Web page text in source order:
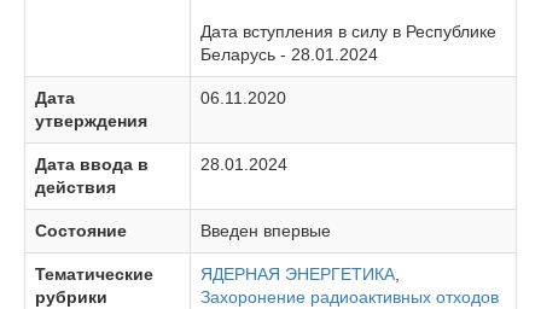
Дата вступления в силу в Республике
Беларусь - 28.01.2024
Дата
утверждения
06.11.2020
Дата ввода в
действия
28.01.2024
Состояние Введен впервые
Тематические
рубрики
ЯДЕРНАЯ ЭНЕРГЕТИКА,
Захоронение радиоактивных отходов